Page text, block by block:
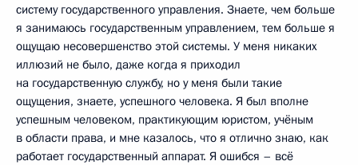
систему государственного управления. Знаете, чем больше
я занимаюсь государственным управлением, тем больше я
ощущаю несовершенство этой системы. У меня никаких
иллюзий не было, даже когда я приходил
на государственную службу, но у меня были такие
ощущения, знаете, успешного человека. Я был вполне
успешным человеком, практикующим юристом, учёным
в области права, и мне казалось, что я отлично знаю, как
работает государственный аппарат. Я ошибся – всё